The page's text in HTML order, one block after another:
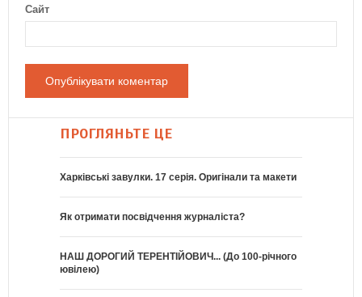
Сайт
ПРОГЛЯНЬТЕ ЦЕ
Харківські завулки. 17 серія. Оригінали та макети
Як отримати посвідчення журналіста?
НАШ ДОРОГИЙ ТЕРЕНТІЙОВИЧ... (До 100-річного
ювілею)